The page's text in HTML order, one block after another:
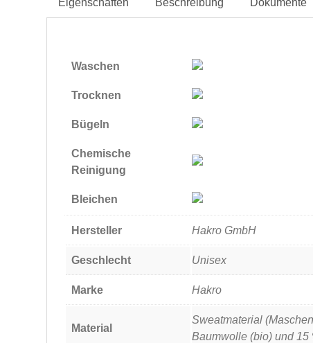
Waschen
Trocknen
Bügeln
Chemische
Reinigung
Bleichen
Hersteller Hakro GmbH
Geschlecht Unisex
Marke Hakro
Material
Sweatmaterial
Baumwolle (bio) und 15